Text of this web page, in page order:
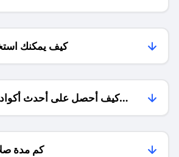
كيف يمكنك
كيف أحصل على أحدث
كم مدة